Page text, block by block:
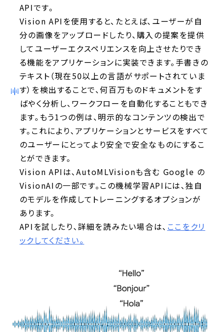
APIです。
Vision APIを使用すると、たとえば、ユーザーが自
分の画像をアップロードしたり、購入の提案を提供
してユーザーエクスペリエンスを向上させたりでき
る機能をアプリケーションに実装できます。手書きの
テキスト（現在50以上の言語がサポートされていま
す）を検出することで、何百万ものドキュメントをす
ばやく分析し、ワークフローを自動化することもでき
ます。もう1つの例は、明示的なコンテンツの検出で
す。これにより、アプリケーションとサービスをすべて
のユーザーにとってより安全で安全なものにするこ
とができます。
Vision APIは、AutoMLVisionも含む Google の
VisionAIの一部です。この機械学習APIには、独自
のモデルを作成してトレーニングするオプションが
あります。
APIを試したり、詳細を読みたい場合は、 ここをクリ
ックしてください。